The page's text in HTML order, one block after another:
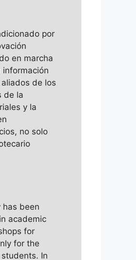
por
en marcha
de los
de la
y la
no solo
been
academic
for
for the
In